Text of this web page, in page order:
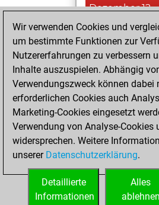
Dezember 12,
2020
You
your Fritz
Samstag,
Dezember 2,
You
bullet games
You scored
=0 -3 in bullet
Wir verwenden Cookies und
um bestimmte Funktionen zur
Nutzererfahrungen zu verbessern
Inhalte auszuspielen. Abhängig
Verwendungszweck können dabei
erforderlichen Cookies auch
Marketing-Cookies eingesetzt
Verwendung von Analyse-Cookies
widersprechen. Weitere
unserer Datenschutzerklärung.
Alles
ablehnen
Detaillierte
Informationen